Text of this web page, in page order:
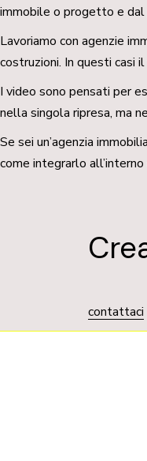
immobile o progetto e dal
Lavoriamo con agenzie
costruzioni. In questi casi
I video sono pensati per
nella singola ripresa, ma
Se sei un’agenzia
come integrarlo
contattaci